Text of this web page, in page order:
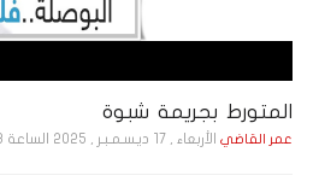
المتورط بجريمة شبوة
عمر القاضي الأربعاء , 17 ديـسـمـبـر , 2025 الساعة 12:16:28 AM